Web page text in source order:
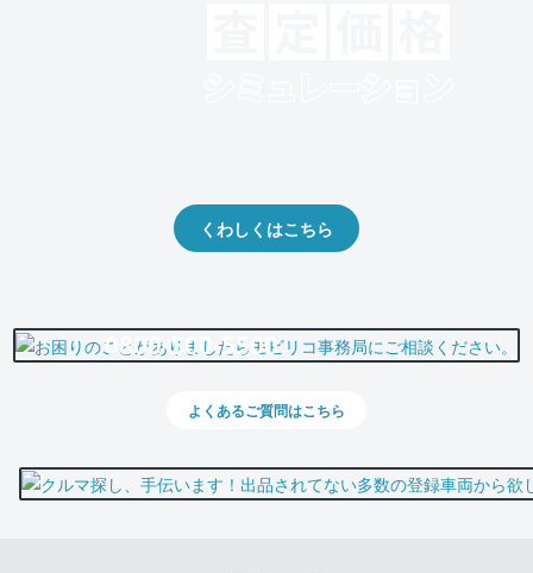
くわしくはこちら
0800-500-5500
よくあるご質問はこちら